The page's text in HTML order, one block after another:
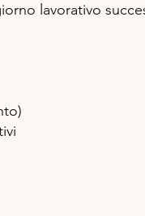
lavorativo